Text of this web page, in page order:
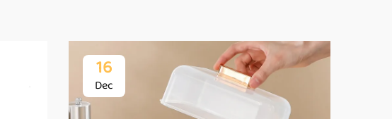
16
Dec